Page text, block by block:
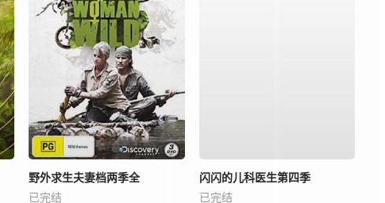
野外求生夫妻档两季全
已完结
闪闪的儿科医生第四季
已完结